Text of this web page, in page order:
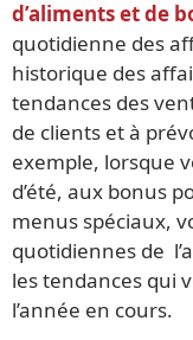
d’aliments et de
quotidienne des
historique des
tendances des
de clients et à
exemple, lorsque
d’été, aux bonus
menus spéciaux,
quotidiennes de
les tendances qui
l’année en cours.